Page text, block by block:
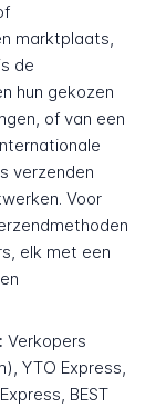
marktplaats,
de
hun gekozen
of van een
verzenden
Voor
elk met een
Verkopers
YTO Express,
BEST